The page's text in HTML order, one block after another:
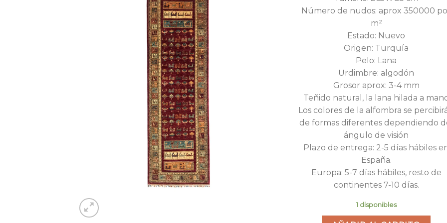
1.050,00€.
Número de nudos: aprox 350000
m²
Estado: Nuevo
Origen: Turquía
Pelo: Lana
Urdimbre: algodón
Grosor aprox: 3-4 mm
Teñido natural, la lana hilada a
Los colores de la alfombra se
de formas diferentes dependiendo
ángulo de visión
Plazo de entrega: 2-5 días hábiles
España.
Europa: 5-7 días hábiles, resto de
continentes 7-10 días.
1 disponibles